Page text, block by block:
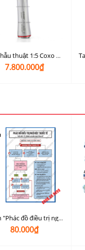
Tay phẫu thuật 1:5 Coxo C7-5 dùng motor điện
7.800.000₫
Tranh "Phác đồ điều trị ngộ độc thuốc tê
80.000₫